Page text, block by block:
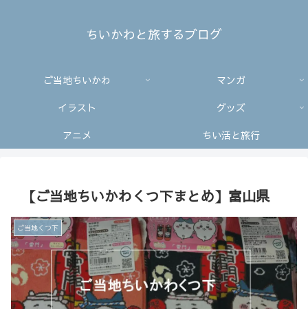
ちいかわと旅するブログ
ご当地ちいかわ
マンガ
イラスト
グッズ
アニメ
ちい活と旅行
【ご当地ちいかわくつ下まとめ】富山県
ご当地くつ下